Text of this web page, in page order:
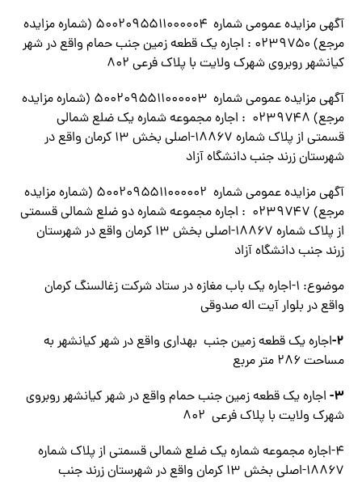
آگهی مزایده عمومی شماره ۵۰۰۲۰۹۵۵۱۱۰۰۰۰۰۴ (شماره مزایده
مرجع) ۰۲۳۹۷۵۰ : اجاره یک قطعه زمین جنب حمام واقع در شهر
کیانشهر روبروی شهرک ولایت با پلاک فرعی ۸۰۲
آگهی مزایده عمومی شماره ۵۰۰۲۰۹۵۵۱۱۰۰۰۰۰۳ (شماره مزایده
مرجع) ۰۲۳۹۷۴۸ : اجاره مجموعه شماره یک ضلع شمالی
قسمتی از پلاک شماره ۱۸۸۶۷-اصلی بخش ۱۳ کرمان واقع در
شهرستان زرند جنب دانشگاه آزاد
آگهی مزایده عمومی شماره ۵۰۰۲۰۹۵۵۱۱۰۰۰۰۰۲ (شماره مزایده
مرجع) ۰۲۳۹۷۴۷ : اجاره مجموعه شماره دو ضلع شمالی قسمتی
از پلاک شماره ۱۸۸۶۷-اصلی بخش ۱۳ کرمان واقع در شهرستان
زرند جنب دانشگاه آزاد
موضوع: ۱-اجاره یک باب مغازه در ستاد شرکت زغالسنگ کرمان
واقع در بلوار آیت اله صدوقی
۲- اجاره یک قطعه زمین جنب بهداری واقع در شهر کیانشهر به
مساحت ۲۸۶ متر مربع
۳- اجاره یک قطعه زمین جنب حمام واقع در شهر کیانشهر روبروی
شهرک ولایت با پلاک فرعی ۸۰۲
۴-اجاره مجموعه شماره یک ضلع شمالی قسمتی از پلاک شماره
۱۸۸۶۷-اصلی بخش ۱۳ کرمان واقع در شهرستان زرند جنب